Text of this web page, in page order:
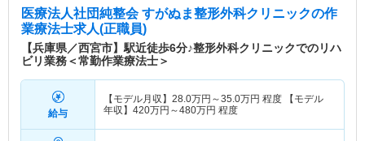
医療法人社団純整会 すがぬま整形外科クリニックの作
業療法士求人(正職員)
【兵庫県／西宮市】駅近徒歩6分♪整形外科クリニックでのリハ
ビリ業務＜常勤作業療法士＞
給与
【モデル月収】 28.0万円～35.0万円 程度 【モデル
年収】 420万円～480万円 程度